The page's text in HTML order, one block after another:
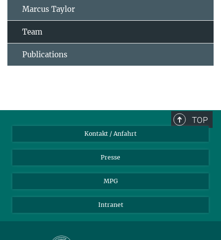
Marcus Taylor
Team
Publications
TOP
Kontakt / Anfahrt
Presse
MPG
Intranet